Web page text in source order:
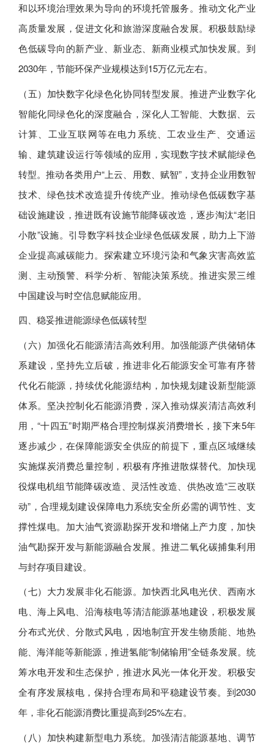
和以环境治理效果为导向的环境托管服务。推动文化产业
高质量发展，促进文化和旅游深度融合发展。积极鼓励绿
色低碳导向的新产业、新业态、新商业模式加快发展。到
2030年，节能环保产业规模达到15万亿元左右。
（五）加快数字化绿色化协同转型发展。推进产业数字化
智能化同绿色化的深度融合，深化人工智能、大数据、云
计算、工业互联网等在电力系统、工农业生产、交通运
输、建筑建设运行等领域的应用，实现数字技术赋能绿色
转型。推动各类用户“上云、用数、赋智”，支持企业用数智
技术、绿色技术改造提升传统产业。推动绿色低碳数字基
础设施建设，推进既有设施节能降碳改造，逐步淘汰“老旧
小散”设施。引导数字科技企业绿色低碳发展，助力上下游
企业提高减碳能力。探索建立环境污染和气象灾害高效监
测、主动预警、科学分析、智能决策系统。推进实景三维
中国建设与时空信息赋能应用。
四、稳妥推进能源绿色低碳转型
（六）加强化石能源清洁高效利用。加强能源产供储销体
系建设，坚持先立后破，推进非化石能源安全可靠有序替
代化石能源，持续优化能源结构，加快规划建设新型能源
体系。坚决控制化石能源消费，深入推动煤炭清洁高效利
用，“十四五”时期严格合理控制煤炭消费增长，接下来5年
逐步减少，在保障能源安全供应的前提下，重点区域继续
实施煤炭消费总量控制，积极有序推进散煤替代。加快现
役煤电机组节能降碳改造、灵活性改造、供热改造“三改联
动”，合理规划建设保障电力系统安全所必需的调节性、支
撑性煤电。加大油气资源勘探开发和增储上产力度，加快
油气勘探开发与新能源融合发展。推进二氧化碳捕集利用
与封存项目建设。
（七）大力发展非化石能源。加快西北风电光伏、西南水
电、海上风电、沿海核电等清洁能源基地建设，积极发展
分布式光伏、分散式风电，因地制宜开发生物质能、地热
能、海洋能等新能源，推进氢能“制储输用”全链条发展。统
筹水电开发和生态保护，推进水风光一体化开发。积极安
全有序发展核电，保持合理布局和平稳建设节奏。到2030
年，非化石能源消费比重提高到25%左右。
（八）加快构建新型电力系统。加强清洁能源基地、调节